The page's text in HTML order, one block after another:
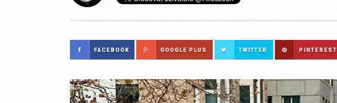
FACEBOOK GOOGLE PLUS TWITTER PINTEREST